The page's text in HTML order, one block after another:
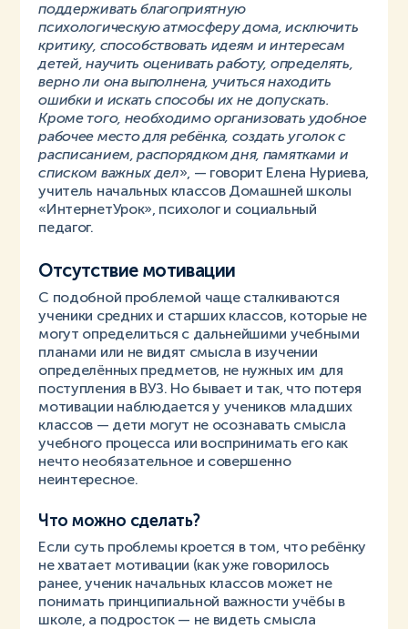
поддерживать благоприятную
психологическую атмосферу дома, исключить
критику, способствовать идеям и интересам
детей, научить оценивать работу, определять,
верно ли она выполнена, учиться находить
ошибки и искать способы их не допускать.
Кроме того, необходимо организовать удобное
рабочее место для ребёнка, создать уголок с
расписанием, распорядком дня, памятками и
списком важных дел», — говорит Елена Нуриева,
учитель начальных классов Домашней школы
«ИнтернетУрок», психолог и социальный
педагог.
Отсутствие мотивации
С подобной проблемой чаще сталкиваются
ученики средних и старших классов, которые не
могут определиться с дальнейшими учебными
планами или не видят смысла в изучении
определённых предметов, не нужных им для
поступления в ВУЗ. Но бывает и так, что потеря
мотивации наблюдается у учеников младших
классов — дети могут не осознавать смысла
учебного процесса или воспринимать его как
нечто необязательное и совершенно
неинтересное.
Что можно сделать?
Если суть проблемы кроется в том, что ребёнку
не хватает мотивации (как уже говорилось
ранее, ученик начальных классов может не
понимать принципиальной важности учёбы в
школе, а подросток — не видеть смысла